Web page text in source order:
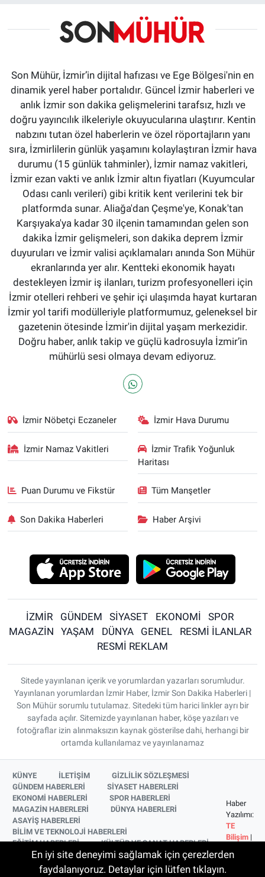
Son Mühür, İzmir’in dijital hafızası ve Ege Bölgesi'nin en
dinamik yerel haber portalıdır. Güncel İzmir haberleri ve
anlık İzmir son dakika gelişmelerini tarafsız, hızlı ve
doğru yayıncılık ilkeleriyle okuyucularına ulaştırır. Kentin
nabzını tutan özel haberlerin ve özel röportajların yanı
sıra, İzmirlilerin günlük yaşamını kolaylaştıran İzmir hava
durumu (15 günlük tahminler), İzmir namaz vakitleri,
İzmir ezan vakti ve anlık İzmir altın fiyatları (Kuyumcular
Odası canlı verileri) gibi kritik kent verilerini tek bir
platformda sunar. Aliağa'dan Çeşme'ye, Konak'tan
Karşıyaka'ya kadar 30 ilçenin tamamından gelen son
dakika İzmir gelişmeleri, son dakika deprem İzmir
duyuruları ve İzmir valisi açıklamaları anında Son Mühür
ekranlarında yer alır. Kentteki ekonomik hayatı
destekleyen İzmir iş ilanları, turizm profesyonelleri için
İzmir otelleri rehberi ve şehir içi ulaşımda hayat kurtaran
İzmir yol tarifi modülleriyle platformumuz, geleneksel bir
gazetenin ötesinde İzmir'in dijital yaşam merkezidir.
Doğru haber, anlık takip ve güçlü kadrosuyla İzmir’in
mühürlü sesi olmaya devam ediyoruz.
İzmir Nöbetçi Eczaneler İzmir Hava Durumu
İzmir Namaz Vakitleri
İzmir Trafik Yoğunluk
Haritası
Puan Durumu ve Fikstür Tüm Manşetler
Son Dakika Haberleri Haber Arşivi
İZMİR GÜNDEM SİYASET EKONOMİ
SPOR
MAGAZİN
YAŞAM DÜNYA GENEL
RESMİ İLANLAR
RESMİ REKLAM
Sitede yayınlanan içerik ve yorumlardan yazarları sorumludur.
Yayınlanan yorumlardan İzmir Haber, İzmir Son Dakika Haberleri |
Son Mühür sorumlu tutulamaz. Sitedeki tüm harici linkler ayrı bir
sayfada açılır. Sitemizde yayınlanan haber, köşe yazıları ve
fotoğraflar izin alınmaksızın kaynak gösterilse dahi, herhangi bir
ortamda kullanılamaz ve yayınlanamaz
KÜNYE İLETİŞİM
GİZLİLİK SÖZLEŞMESİ
GÜNDEM HABERLERİ
SİYASET HABERLERİ
EKONOMİ HABERLERİ
SPOR HABERLERİ
MAGAZİN HABERLERİ
DÜNYA HABERLERİ
ASAYİŞ HABERLERİ
BİLİM VE TEKNOLOJİ HABERLERİ
EĞİTİM HABERLERİ
KÜLTÜR VE SANAT HABERLERİ
SAĞLIK HABERLERİ
YAŞAM HABERLERİ
YEREL HABERLER
İZMİR HABERLERİ
Haber
Yazılımı:
TE
Bilişim |
© 2026
En iyi site deneyimi sağlamak için çerezlerden
faydalanıyoruz. Detaylar için lütfen tıklayın.